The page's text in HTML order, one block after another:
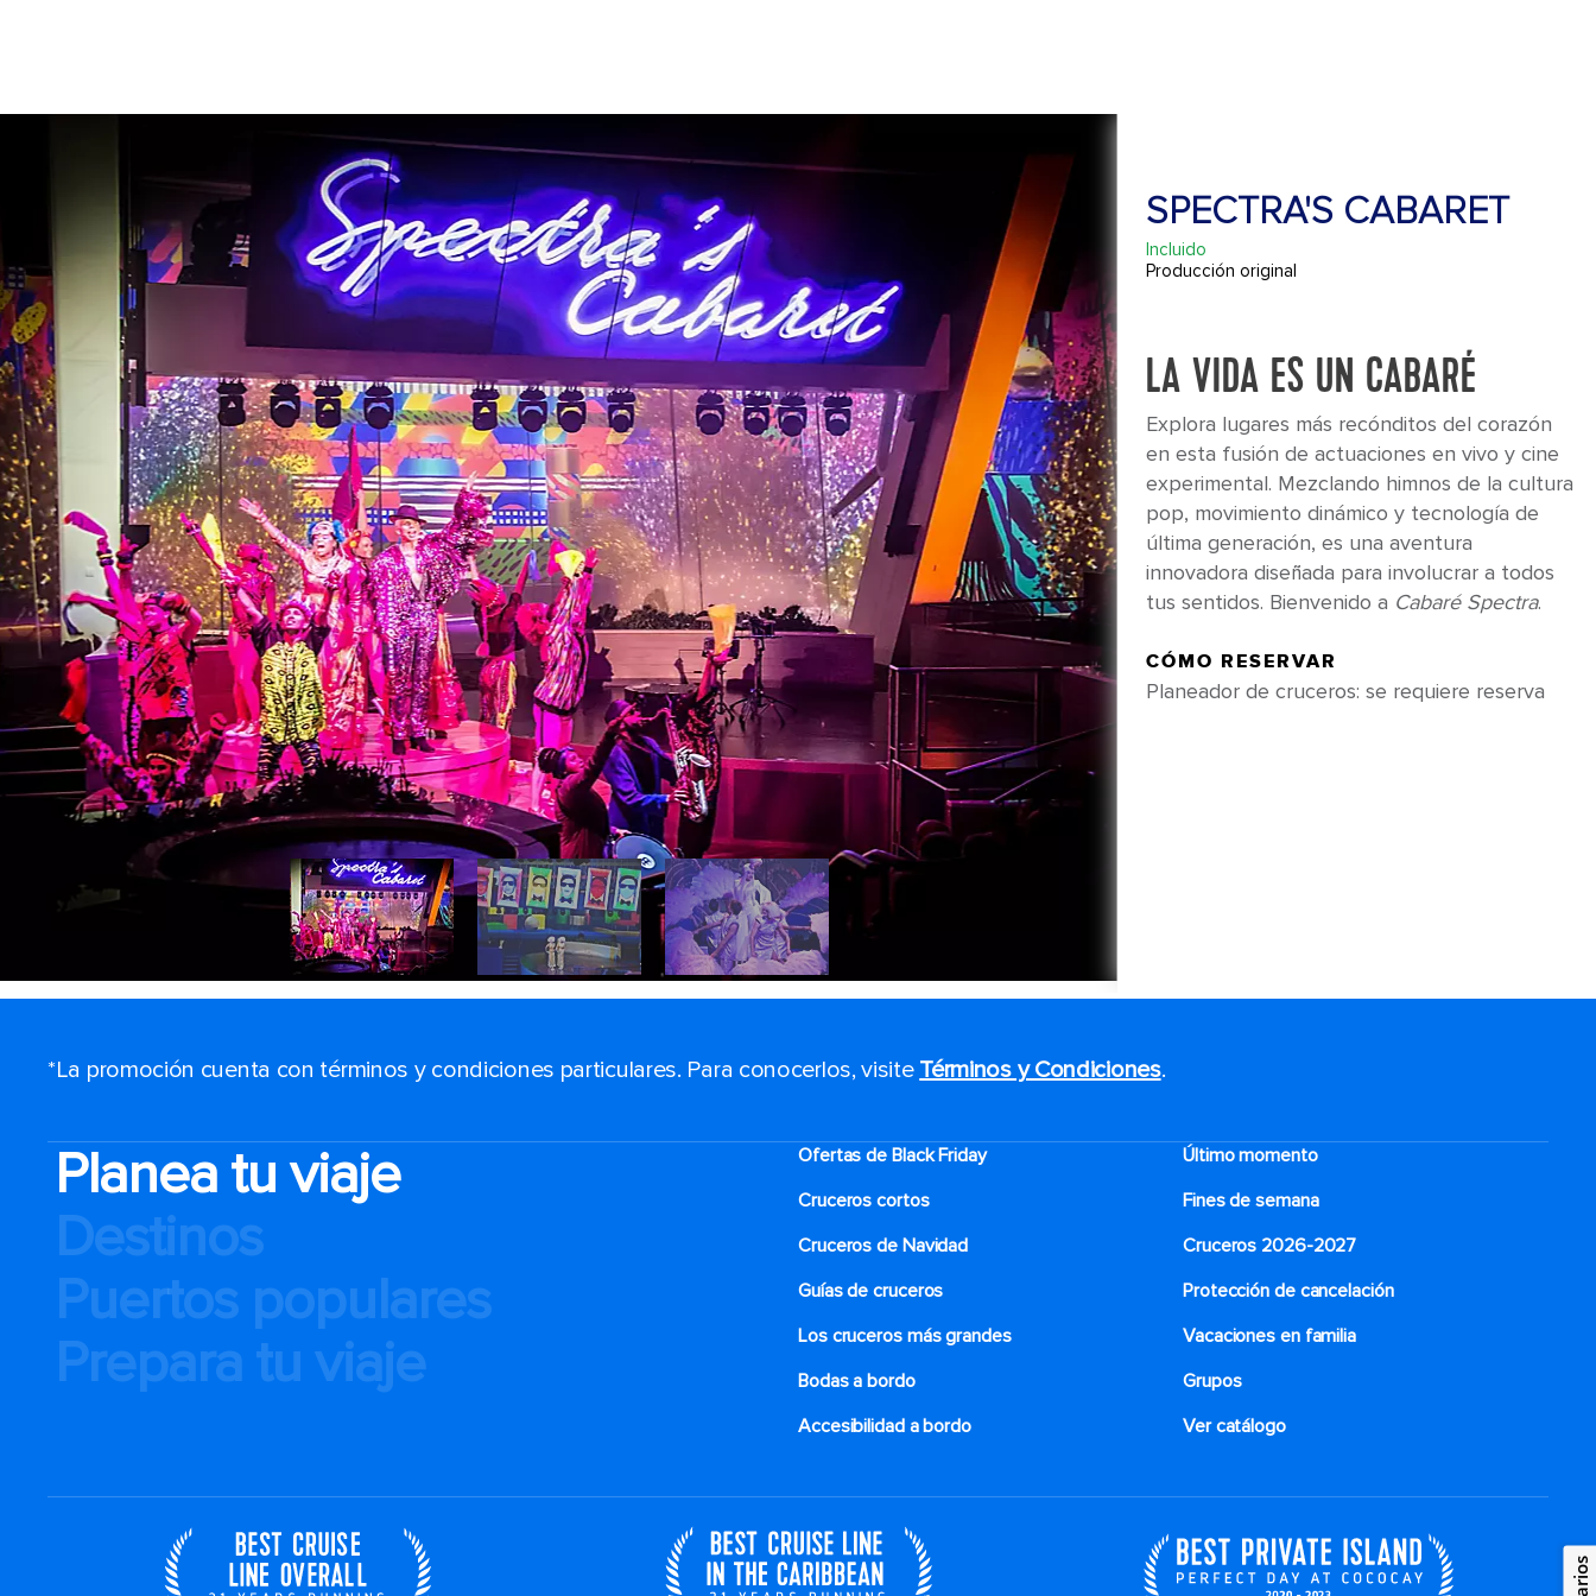
SPECTRA'S CABARET
Incluido
Producción original
LA VIDA ES UN CABARÉ
Explora lugares más recónditos del corazón
en esta fusión de actuaciones en vivo y cine
experimental. Mezclando himnos de la cultura
pop, movimiento dinámico y tecnología de
última generación, es una aventura
innovadora diseñada para involucrar a todos
tus sentidos. Bienvenido a Cabaré Spectra.
CÓMO RESERVAR
Planeador de cruceros: se requiere reserva
*La promoción cuenta con términos y condiciones particulares. Para conocerlos, visite Términos y Condiciones.
Planea tu viaje
Destinos
Puertos populares
Prepara tu viaje
Ofertas de Black Friday
Último momento
Cruceros cortos
Fines de semana
Cruceros de Navidad
Cruceros 2026-2027
Guías de cruceros
Protección de cancelación
Los cruceros más grandes
Vacaciones en familia
Bodas a bordo
Grupos
Accesibilidad a bordo
Ver catálogo